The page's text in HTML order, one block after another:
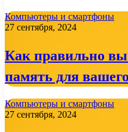
Компьютеры и смартфоны
27 сентября, 2024
Как правильно
память для
Компьютеры и смартфоны
27 сентября, 2024